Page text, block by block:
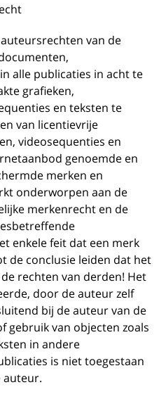
van de
alle publicaties in acht te
grafieken,
en teksten te
van licentievrije
videosequenties en
genoemde en
merken en
onderworpen aan de
merkenrecht en de
enkele feit dat een merk
de conclusie leiden dat het
rechten van derden! Het
door de auteur zelf
bij de auteur van de
gebruik van objecten zoals
in andere
is niet toegestaan
auteur.